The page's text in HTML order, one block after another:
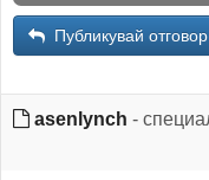
Публикувай отговор
asenlynch -